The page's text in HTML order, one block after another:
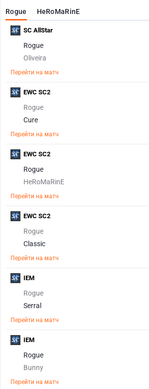
Rogue HeRoMaRinE
Rogue
Oliveira
Перейти на матч
SC AllStar
Rogue
Cure
Перейти на матч
EWC SC2
Rogue
HeRoMaRinE
Перейти на матч
EWC SC2
Rogue
Classic
Перейти на матч
EWC SC2
Rogue
Serral
Перейти на матч
IEM
Rogue
Bunny
Перейти на матч
IEM